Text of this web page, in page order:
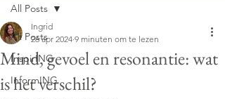
All Posts
InspirING
InformING
All Posts
Mind, gevoel en resonantie: wat
is het verschil?
Ingrid
26 apr 2024 9 minuten om te lezen